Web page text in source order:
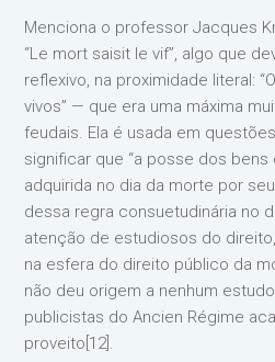
Menciona o professor Jacques
“Le mort saisit le vif”, algo que
reflexivo, na proximidade literal:
vivos” — que era uma máxima
feudais. Ela é usada em
significar que “a posse dos
adquirida no dia da morte por
dessa regra consuetudinária no
atenção de estudiosos do
na esfera do direito público da
não deu origem a nenhum
publicistas do Ancien Régime
proveito[12].